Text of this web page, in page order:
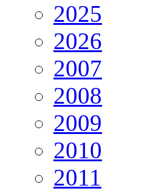
2025
2026
2007
2008
2009
2010
2011